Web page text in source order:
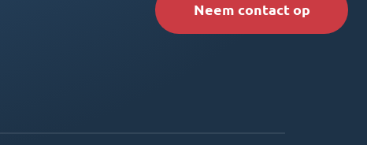
Neem contact op